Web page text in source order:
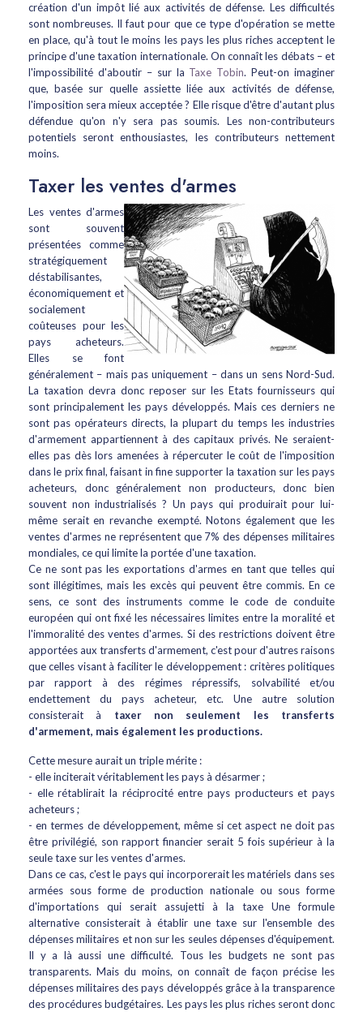
création d'un impôt lié aux activités de défense. Les difficultés
sont nombreuses. Il faut pour que ce type d'opération se mette
en place, qu'à tout le moins les pays les plus riches acceptent le
principe d'une taxation internationale. On connaît les débats – et
l'impossibilité d'aboutir – sur la Taxe Tobin. Peut-on imaginer
que, basée sur quelle assiette liée aux activités de défense,
l'imposition sera mieux acceptée ? Elle risque d'être d'autant plus
défendue qu'on n'y sera pas soumis. Les non-contributeurs
potentiels seront enthousiastes, les contributeurs nettement
moins.
Taxer les ventes d'armes
Les ventes d'armes
sont souvent
présentées comme
stratégiquement
déstabilisantes,
économiquement et
socialement
coûteuses pour les
pays acheteurs.
Elles se font
généralement – mais pas uniquement – dans un sens Nord-Sud.
La taxation devra donc reposer sur les Etats fournisseurs qui
sont principalement les pays développés. Mais ces derniers ne
sont pas opérateurs directs, la plupart du temps les industries
d'armement appartiennent à des capitaux privés. Ne seraient-
elles pas dès lors amenées à répercuter le coût de l'imposition
dans le prix final, faisant in fine supporter la taxation sur les pays
acheteurs, donc généralement non producteurs, donc bien
souvent non industrialisés ? Un pays qui produirait pour lui-
même serait en revanche exempté. Notons également que les
ventes d'armes ne représentent que 7% des dépenses militaires
mondiales, ce qui limite la portée d'une taxation.
Ce ne sont pas les exportations d'armes en tant que telles qui
sont illégitimes, mais les excès qui peuvent être commis. En ce
sens, ce sont des instruments comme le code de conduite
européen qui ont fixé les nécessaires limites entre la moralité et
l'immoralité des ventes d'armes. Si des restrictions doivent être
apportées aux transferts d'armement, c'est pour d'autres raisons
que celles visant à faciliter le développement : critères politiques
par rapport à des régimes répressifs, solvabilité et/ou
endettement du pays acheteur, etc. Une autre solution
consisterait à taxer non seulement les transferts
d'armement, mais également les productions.
Cette mesure aurait un triple mérite :
- elle inciterait véritablement les pays à désarmer ;
- elle rétablirait la réciprocité entre pays producteurs et pays
acheteurs ;
- en termes de développement, même si cet aspect ne doit pas
être privilégié, son rapport financier serait 5 fois supérieur à la
seule taxe sur les ventes d'armes.
Dans ce cas, c'est le pays qui incorporerait les matériels dans ses
armées sous forme de production nationale ou sous forme
d'importations qui serait assujetti à la taxe Une formule
alternative consisterait à établir une taxe sur l'ensemble des
dépenses militaires et non sur les seules dépenses d'équipement.
Il y a là aussi une difficulté. Tous les budgets ne sont pas
transparents. Mais du moins, on connaît de façon précise les
dépenses militaires des pays développés grâce à la transparence
des procédures budgétaires. Les pays les plus riches seront donc